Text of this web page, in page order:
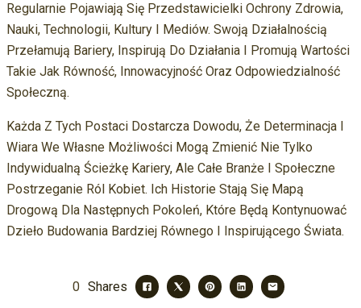
Regularnie Pojawiają Się Przedstawicielki Ochrony Zdrowia,
Nauki, Technologii, Kultury I Mediów. Swoją Działalnością
Przełamują Bariery, Inspirują Do Działania I Promują Wartości
Takie Jak Równość, Innowacyjność Oraz Odpowiedzialność
Społeczną.
Każda Z Tych Postaci Dostarcza Dowodu, Że Determinacja I
Wiara We Własne Możliwości Mogą Zmienić Nie Tylko
Indywidualną Ścieżkę Kariery, Ale Całe Branże I Społeczne
Postrzeganie Ról Kobiet. Ich Historie Stają Się Mapą
Drogową Dla Następnych Pokoleń, Które Będą Kontynuować
Dzieło Budowania Bardziej Równego I Inspirującego Świata.
0 Shares